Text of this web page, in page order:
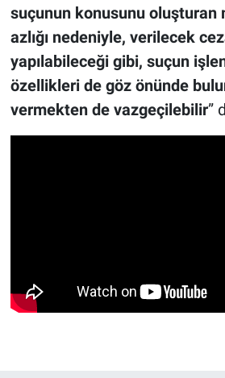
suçunun konusunu oluşturan
azlığı nedeniyle, verilecek
yapılabileceği gibi, suçun
özellikleri de göz önünde
vermekten de vazgeçilebilir”